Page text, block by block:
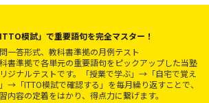
ITTO模試」で重要語句を完全マスター！
一答形式、教科書準拠の月例テスト
書準拠で各単元の重要語句をピックアップした当塾
ジナルテストです。「授業で学ぶ」→「自宅で覚え
→「ITTO模試で確認する」を毎月繰り返すことで、
内容の定着をはかり、得点力に繋げます。